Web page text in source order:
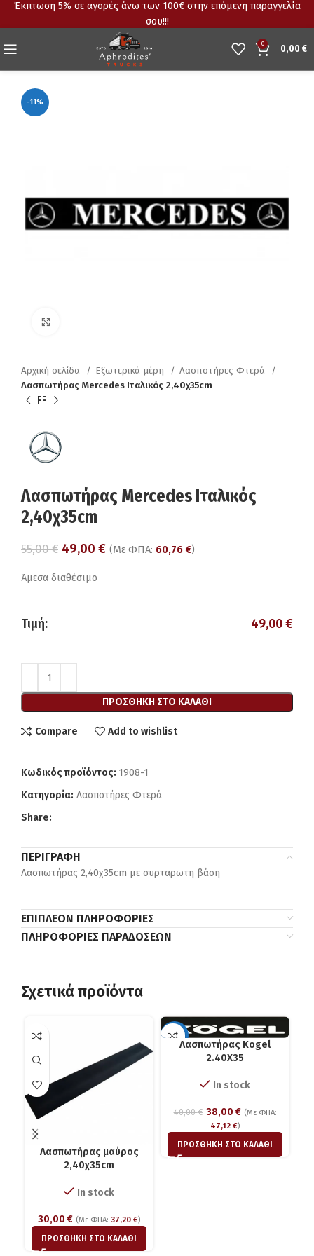
Έκπτωση 5% σε αγορές άνω των 100€ στην επόμενη παραγγελία
σου!!!
0 0,00 €
-11%
Αρχική σελίδα Εξωτερικά μέρη
Λασποτήρες Φτερά
Λασπωτήρας Mercedes Ιταλικός 2,40χ35cm
Λασπωτήρας Mercedes Ιταλικός
2,40χ35cm
55,00€ 49,00 € (Με ΦΠΑ: 60,76 €)
Άμεσα διαθέσιμο
Τιμή: 49,00€
ΠΡΟΣΘΉΚΗ ΣΤΟ ΚΑΛΆΘΙ
Compare Add to wishlist
Κωδικός προϊόντος: 1908-1
Κατηγορία: Λασποτήρες Φτερά
Share:
ΠΕΡΙΓΡΑΦΉ
Λασπωτήρας 2,40χ35cm με συρταρωτη βάση
ΕΠΙΠΛΈΟΝ ΠΛΗΡΟΦΟΡΊΕΣ
ΠΛΗΡΟΦΟΡΊΕΣ ΠΑΡΑΔΌΣΕΩΝ
Σχετικά προϊόντα
Λασπωτήρας μαύρος
2,40χ35cm
In stock
30,00 € (Με ΦΠΑ: 37,20 €)
ΠΡΟΣΘΉΚΗ ΣΤΟ ΚΑΛΆΘΙ
-5%
Λασπωτήρας Kogel
2.40X35
In stock
40,00€ 38,00 € (Με ΦΠΑ:
47,12 €)
ΠΡΟΣΘΉΚΗ ΣΤΟ ΚΑΛΆΘΙ